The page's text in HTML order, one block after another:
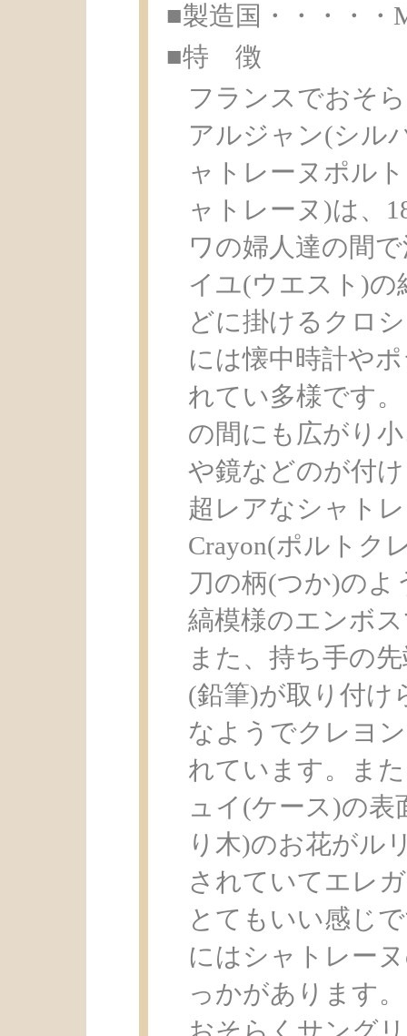
■製造国・・・・・
■特 徴
フランスでおそ
アルジャン(シル
ャトレーヌポル
ャトレーヌ)は、
ワの婦人達の間
イユ(ウエスト)
どに掛けるクロ
には懐中時計や
れてい多様です
の間にも広がり
や鏡などのが付
超レアなシャト
Crayon(ポルトク
刀の柄(つか)のよ
縞模様のエンボ
また、持ち手の
(鉛筆)が取り付け
なようでクレヨ
れています。ま
ュイ(ケース)の表
り木)のお花がル
されていてエレ
とてもいい感じ
にはシャトレー
っかがあります